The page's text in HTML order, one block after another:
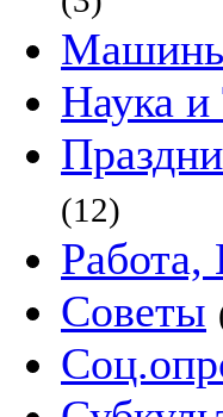
Наука и
(12)
Работа,
Советы